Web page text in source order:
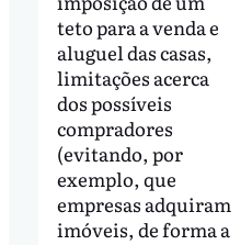
teto para a venda e
aluguel das casas,
limitações acerca
dos possíveis
compradores
(evitando, por
exemplo, que
empresas adquiram
imóveis, de forma a